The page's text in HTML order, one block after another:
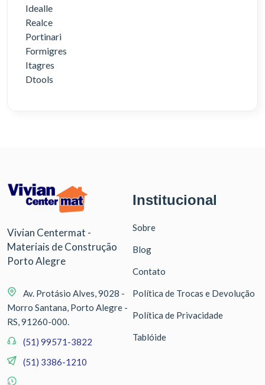
Idealle
Realce
Portinari
Formigres
Itagres
Dtools
Vivian Centermat -
Materiais de Construção
Porto Alegre
Av. Protásio Alves, 9028 -
Morro Santana, Porto Alegre -
RS, 91260-000.
(51) 99571-3822
(51) 3386-1210
Institucional
Sobre
Blog
Contato
Política de Trocas e Devolução
Política de Privacidade
Tablóide